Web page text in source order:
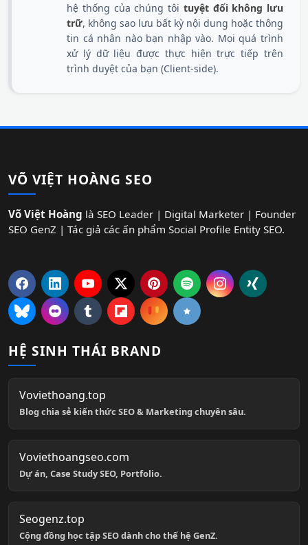
hệ thống của chúng tôi tuyệt đối không lưu
trữ, không sao lưu bất kỳ nội dung hoặc thông
tin cá nhân nào bạn nhập vào. Mọi quá trình
xử lý dữ liệu được thực hiện trực tiếp trên
trình duyệt của bạn (Client-side).
VÕ VIỆT HOÀNG SEO
Võ Việt Hoàng là SEO Leader | Digital Marketer | Founder
SEO GenZ | Tác giả các ấn phẩm Social Profile Entity SEO.
HỆ SINH THÁI BRAND
Voviethoang.top
Blog chia sẻ kiến thức SEO & Marketing chuyên sâu.
Voviethoangseo.com
Dự án, Case Study SEO, Portfolio.
Seogenz.top
Cộng đồng học tập SEO dành cho thế hệ GenZ.